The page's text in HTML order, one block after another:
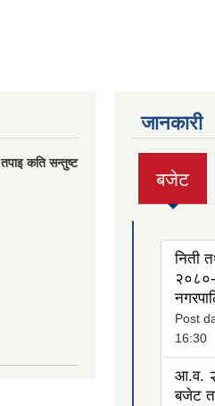
कति सन्तुष्ट
जानकारी
बजेट
(active
tab)
निती
Post
16:30
आ.व.
बजेट